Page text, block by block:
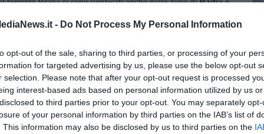
- Do Not Process My Personal Information
opt-out of the sale, sharing to third parties, or processing of your
for targeted advertising by us, please use the below opt-out
selection. Please note that after your opt-out request is processed
interest-based ads based on personal information utilized by us
to third parties prior to your opt-out. You may separately
of your personal information by third parties on the IAB’s list of
This information may also be disclosed by us to third parties on the
diverse frane tra le quali in via Pian di Bartolo, in via di
via Nuova di Campiglio, in via di Baroglio, via Calinchi e
via Prataccio di Piteccio.
è stato interessato da un cedimento della pavimentazione
rimozione di detriti e materiale legnoso sulla carreggiata
Felicee in via del Pian Martelli, dove l'esondazione di un
alla viabilità.